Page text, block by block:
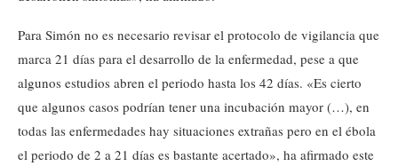
Para Simón no es necesario revisar el protocolo de vigilancia que
marca 21 días para el desarrollo de la enfermedad, pese a que
algunos estudios abren el periodo hasta los 42 días. «Es cierto
que algunos casos podrían tener una incubación mayor (…), en
todas las enfermedades hay situaciones extrañas pero en el ébola
el periodo de 2 a 21 días es bastante acertado», ha afirmado este